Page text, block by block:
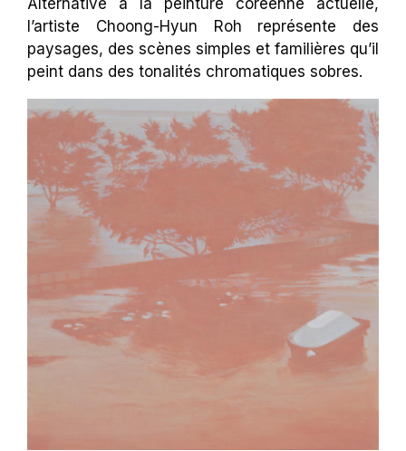
Alternative à la peinture coréenne actuelle,
l’artiste Choong-Hyun Roh représente des
paysages, des scènes simples et familières qu’il
peint dans des tonalités chromatiques sobres.